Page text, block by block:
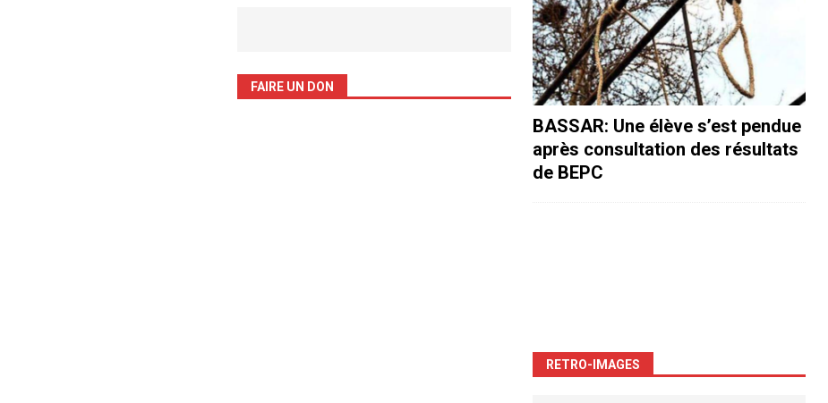
FAIRE UN DON
BASSAR: Une élève s’est pendue
après consultation des résultats
de BEPC
RETRO-IMAGES